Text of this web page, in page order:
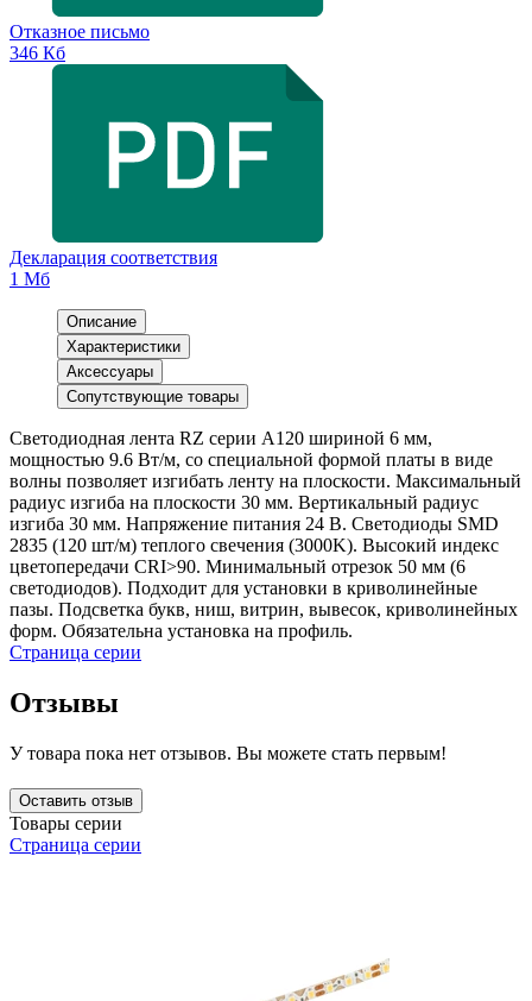
Отказное письмо
346 Кб
Декларация соответствия
1 Мб
Описание
Характеристики
Аксессуары
Сопутствующие товары
Светодиодная лента RZ серии A120 шириной 6 мм,
мощностью 9.6 Вт/м, со специальной формой платы в виде
волны позволяет изгибать ленту на плоскости. Максимальный
радиус изгиба на плоскости 30 мм. Вертикальный радиус
изгиба 30 мм. Напряжение питания 24 В. Светодиоды SMD
2835 (120 шт/м) теплого свечения (3000K). Высокий индекс
цветопередачи CRI>90. Минимальный отрезок 50 мм (6
светодиодов). Подходит для установки в криволинейные
пазы. Подсветка букв, ниш, витрин, вывесок, криволинейных
форм. Обязательна установка на профиль.
Страница серии
Отзывы
У товара пока нет отзывов. Вы можете стать первым!
Оставить отзыв
Товары серии
Страница серии